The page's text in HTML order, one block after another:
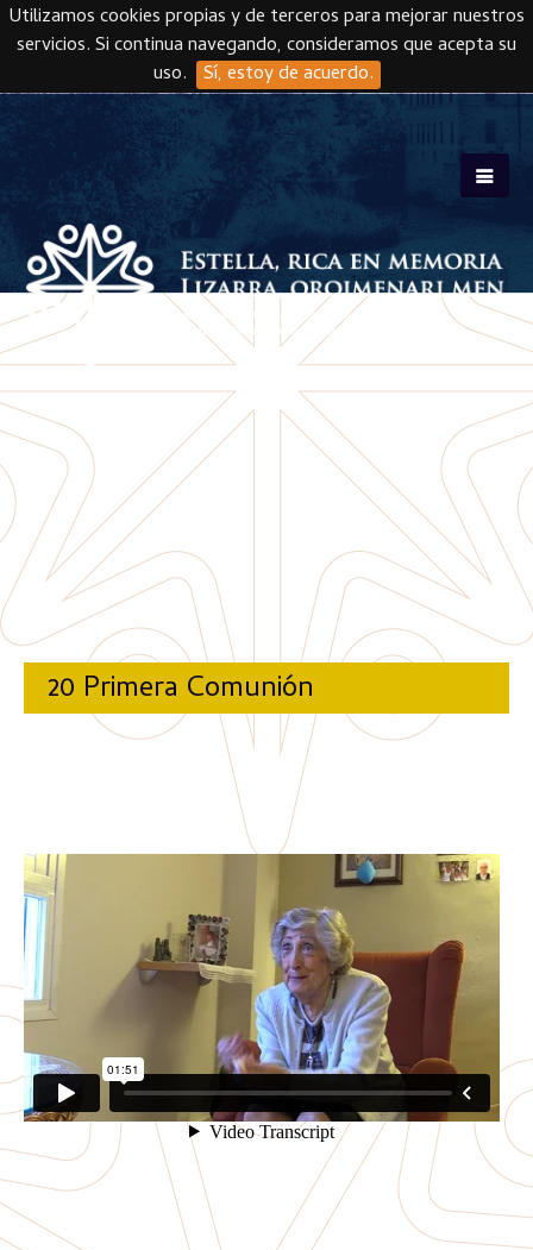
Utilizamos cookies propias y de terceros para mejorar nuestros
servicios. Si continua navegando, consideramos que acepta su
uso. Sí, estoy de acuerdo.
Skip to main content
20 Primera Comunión